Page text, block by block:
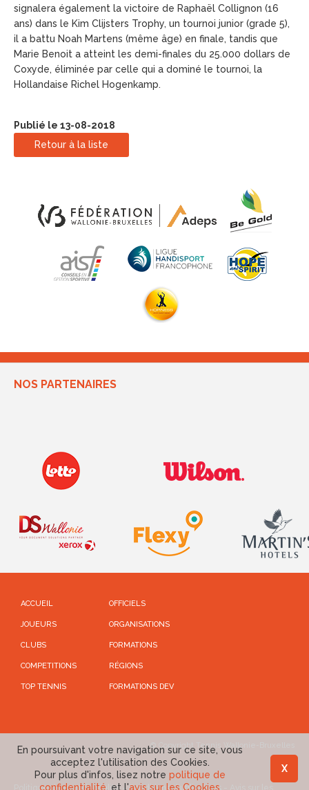
signalera également la victoire de Raphaël Collignon (16
ans) dans le Kim Clijsters Trophy, un tournoi junior (grade 5),
il a battu Noah Martens (même âge) en finale, tandis que
Marie Benoit a atteint les demi-finales du 25.000 dollars de
Coxyde, éliminée par celle qui a dominé le tournoi, la
Hollandaise Richel Hogenkamp.
Publié le 13-08-2018
Retour à la liste
NOS PARTENAIRES
ACCUEIL
JOUEURS
CLUBS
COMPETITIONS
TOP TENNIS
OFFICIELS
ORGANISATIONS
FORMATIONS
RÉGIONS
FORMATIONS DEV
© Copyright Tennis Wallonie-Bruxelles
Politique de confidentialité-Conditions d'utilisations
X
En poursuivant votre navigation sur ce site, vous
acceptez l'utilisation des Cookies.
Pour plus d'infos, lisez notre politique de
confidentialité , et l'avis sur les Cookies